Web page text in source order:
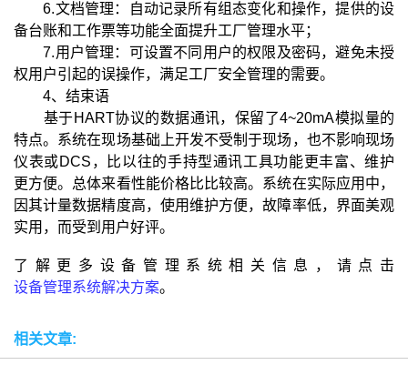
6.文档管理：自动记录所有组态变化和操作，提供的设
备台账和工作票等功能全面提升工厂管理水平；
7.用户管理：可设置不同用户的权限及密码，避免未授
权用户引起的误操作，满足工厂安全管理的需要。
4、结束语
基于HART协议的数据通讯，保留了4~20mA模拟量的
特点。系统在现场基础上开发不受制于现场，也不影响现场
仪表或DCS，比以往的手持型通讯工具功能更丰富、维护
更方便。总体来看性能价格比比较高。系统在实际应用中，
因其计量数据精度高，使用维护方便，故障率低，界面美观
实用，而受到用户好评。
了解更多设备管理系统相关信息，请点击
设备管理系统解决方案。
相关文章: